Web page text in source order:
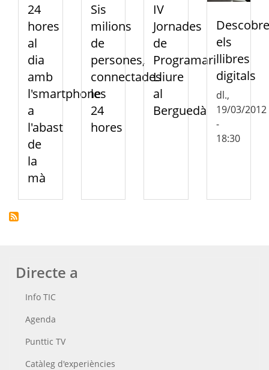
24
hores
al
dia
amb
l'smartphone
a
l'abast
de
la
mà
Sis
milions
de
persones,
connectades
les
24
hores
IV
Jornades
de
Programari
Lliure
al
Berguedà
els
llibres
digitals
dl.,
19/03/2012
-
18:30
Directe a
Info TIC
Agenda
Punttic TV
Catàleg d'experiències